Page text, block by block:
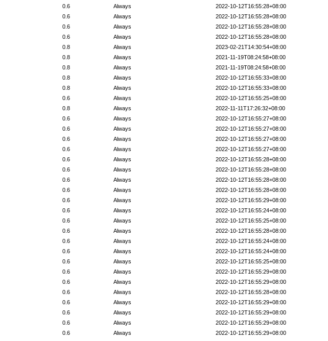
2022-10-12T16:55:28+08:00
Always
0.6
2022-10-12T16:55:28+08:00
Always
0.6
2022-10-12T16:55:28+08:00
Always
0.6
2022-10-12T16:55:28+08:00
Always
0.6
2023-02-21T14:30:54+08:00
Always
0.8
2021-11-19T08:24:58+08:00
Always
0.8
2021-11-19T08:24:58+08:00
Always
0.8
2022-10-12T16:55:33+08:00
Always
0.8
2022-10-12T16:55:33+08:00
Always
0.8
2022-10-12T16:55:25+08:00
Always
0.6
2022-11-11T17:26:32+08:00
Always
0.8
2022-10-12T16:55:27+08:00
Always
0.6
2022-10-12T16:55:27+08:00
Always
0.6
2022-10-12T16:55:27+08:00
Always
0.6
2022-10-12T16:55:27+08:00
Always
0.6
2022-10-12T16:55:28+08:00
Always
0.6
2022-10-12T16:55:28+08:00
Always
0.6
2022-10-12T16:55:28+08:00
Always
0.6
2022-10-12T16:55:28+08:00
Always
0.6
2022-10-12T16:55:29+08:00
Always
0.6
2022-10-12T16:55:24+08:00
Always
0.6
2022-10-12T16:55:25+08:00
Always
0.6
2022-10-12T16:55:28+08:00
Always
0.6
2022-10-12T16:55:24+08:00
Always
0.6
2022-10-12T16:55:24+08:00
Always
0.6
2022-10-12T16:55:25+08:00
Always
0.6
2022-10-12T16:55:29+08:00
Always
0.6
2022-10-12T16:55:29+08:00
Always
0.6
2022-10-12T16:55:28+08:00
Always
0.6
2022-10-12T16:55:29+08:00
Always
0.6
2022-10-12T16:55:29+08:00
Always
0.6
2022-10-12T16:55:29+08:00
Always
0.6
2022-10-12T16:55:29+08:00
Always
0.6